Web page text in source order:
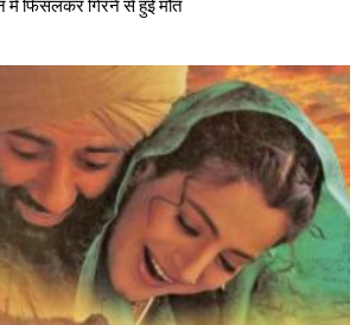
में फिसलकर गिरने से हुई मौत